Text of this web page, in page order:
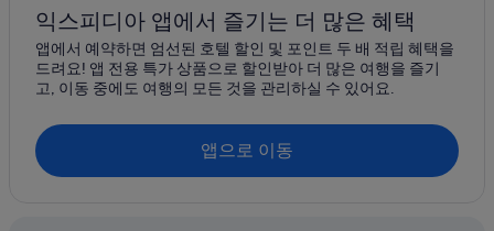
애리조나 남부의 스파가 있는 리조트 및 호텔
키노 스포츠 컴플렉스 근처 호텔
카탈리나 풋힐스 호텔
애리조나 남부의 게스트하우스
마운트 레먼
샌 마누엘
셀스
윙클맨
후아추카 시
익스피디아 앱에서 즐기는 더 많은 혜택
앱에서 예약하면 엄선된 호텔 할인 및 포인트 두 배 적립 혜택을
드려요! 앱 전용 특가 상품으로 할인받아 더 많은 여행을 즐기
고, 이동 중에도 여행의 모든 것을 관리하실 수 있어요.
앱으로 이동